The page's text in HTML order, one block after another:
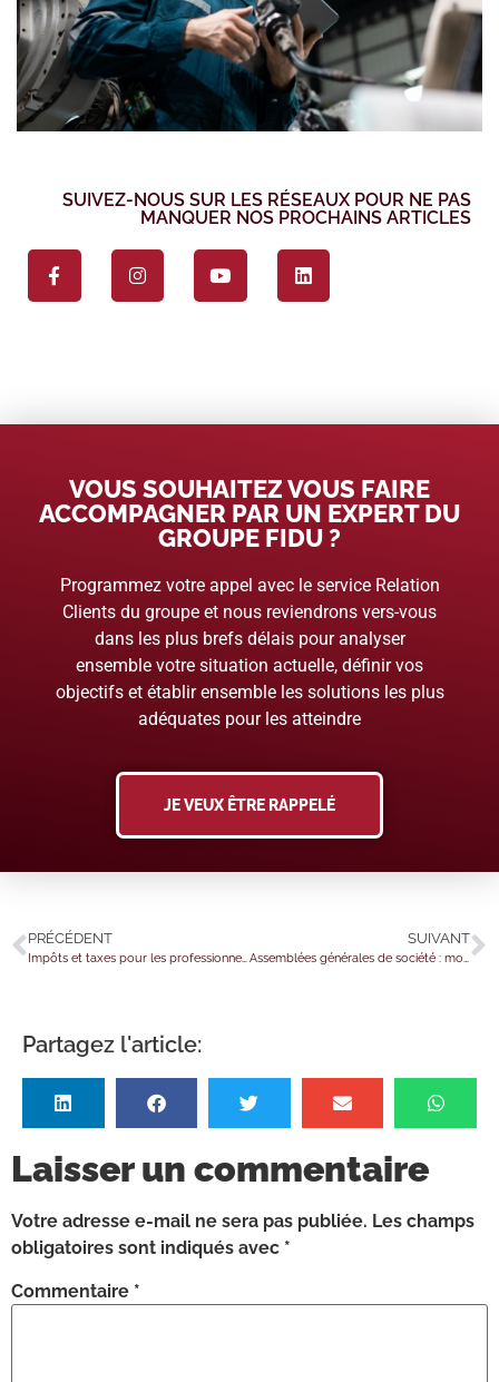
SUIVEZ-NOUS SUR LES RÉSEAUX POUR NE PAS
MANQUER NOS PROCHAINS ARTICLES
VOUS SOUHAITEZ VOUS FAIRE
ACCOMPAGNER PAR UN EXPERT DU
GROUPE FIDU ?
Programmez votre appel avec le service Relation
Clients du groupe et nous reviendrons vers-vous
dans les plus brefs délais pour analyser
ensemble votre situation actuelle, définir vos
objectifs et établir ensemble les solutions les plus
adéquates pour les atteindre
JE VEUX ÊTRE RAPPELÉ
PRÉCÉDENT SUIVANT
Partagez l'article:
Laisser un commentaire
Votre adresse e-mail ne sera pas publiée. Les champs
obligatoires sont indiqués avec *
Commentaire *